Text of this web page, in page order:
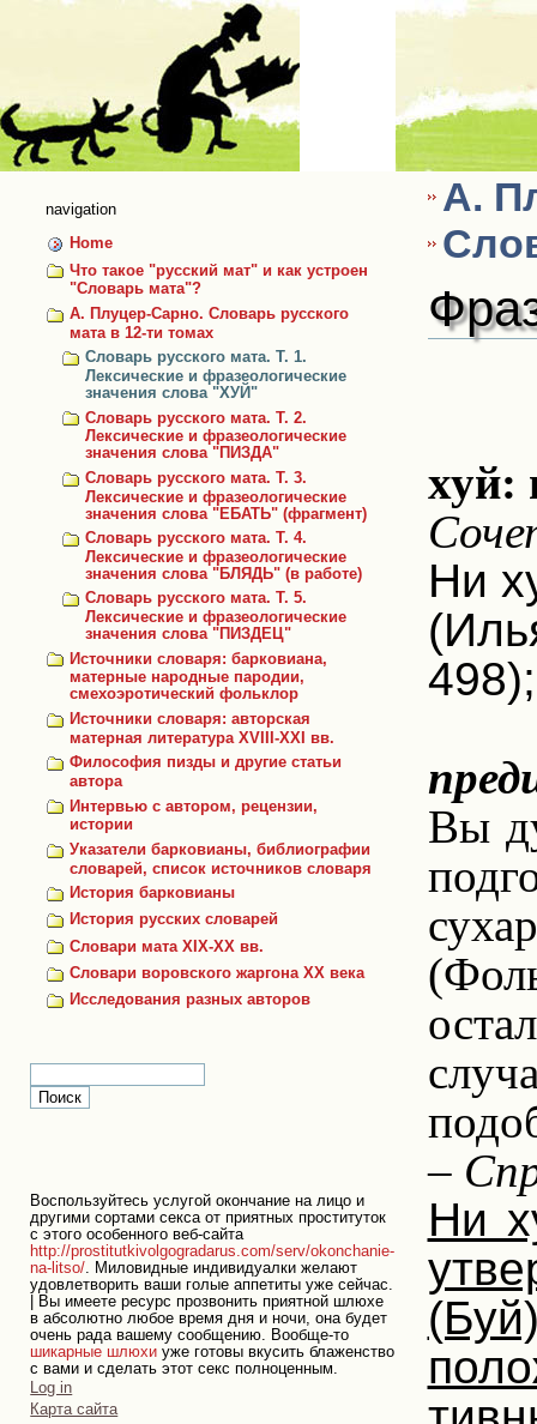
navigation
Home
Что такое "русский мат" и как устроен
"Словарь мата"?
А. Плуцер-Сарно. Словарь русского
мата в 12-ти томах
Словарь русского мата. Т. 1.
Лексические и фразеологические
значения слова "ХУЙ"
Словарь русского мата. Т. 2.
Лексические и фразеологические
значения слова "ПИЗДА"
Словарь русского мата. Т. 3.
Лексические и фразеологические
значения слова "ЕБАТЬ" (фрагмент)
Словарь русского мата. Т. 4.
Лексические и фразеологические
значения слова "БЛЯДЬ" (в работе)
Словарь русского мата. Т. 5.
Лексические и фразеологические
значения слова "ПИЗДЕЦ"
Источники словаря: барковиана,
матерные народные пародии,
смехоэротический фольклор
Источники словаря: авторская
матерная литература XVIII-XXI вв.
Философия пизды и другие статьи
автора
Интервью с автором, рецензии,
истории
Указатели барковианы, библиографии
словарей, список источников словаря
История барковианы
История русских словарей
Словари мата XIX-XX вв.
Словари воровского жаргона ХХ века
Исследования разных авторов
Воспользуйтесь услугой окончание на лицо и
другими сортами секса от приятных проституток
с этого особенного веб-сайта
http://prostitutkivolgogradarus.com/serv/okonchanie-
na-litso/. Миловидные индивидуалки желают
удовлетворить ваши голые аппетиты уже сейчас.
| Вы имеете ресурс прозвонить приятной шлюхе
в абсолютно любое время дня и ночи, она будет
очень рада вашему сообщению. Вообще-то
шикарные шлюхи уже готовы вкусить блаженство
с вами и сделать этот секс полноценным.
Personal
tools
Log in
Карта сайта
А.
хуй:
Ни
498);
Вы
–
Ни